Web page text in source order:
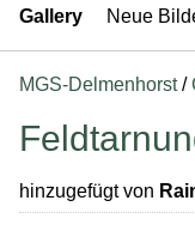
Gallery Neue
MGS-Delmenhorst/
hinzugefügt von